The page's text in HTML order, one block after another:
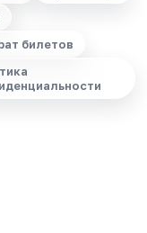
билетов